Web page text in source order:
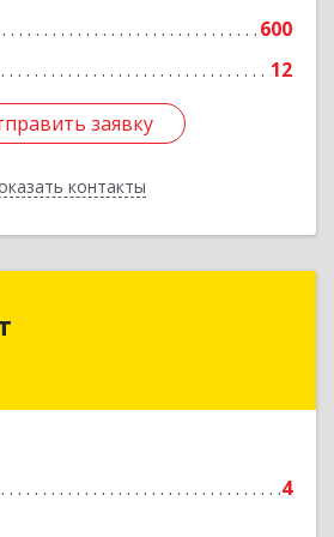
600
12
заявку
контакты
заявку
Назад
4
обл, Электросталь г, Карла